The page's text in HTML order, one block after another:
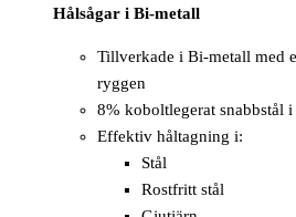
Hålsågar i Bi-metall
Tillverkade i Bi-metall med
ryggen
8% koboltlegerat snabbstål
Effektiv håltagning i:
Stål
Rostfritt stål